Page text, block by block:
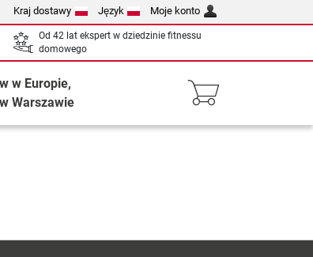
Kraj dostawy Język Moje konto
Od 42 lat ekspert w dziedzinie fitnessu
domowego
w Europie,
Warszawie